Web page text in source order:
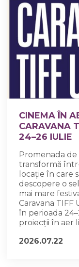
CINEMA ÎN
CARAVANA
24–26 IULIE
Promenada
transformă
locație în care
descopere o
mai mare
Caravana
în perioada
proiecții în aer
2026.07.22